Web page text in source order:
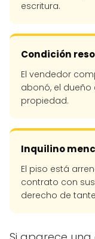
escritura.
Condición
El vendedor
abonó, el
propiedad.
Inquilino
El piso está
contrato con
derecho de